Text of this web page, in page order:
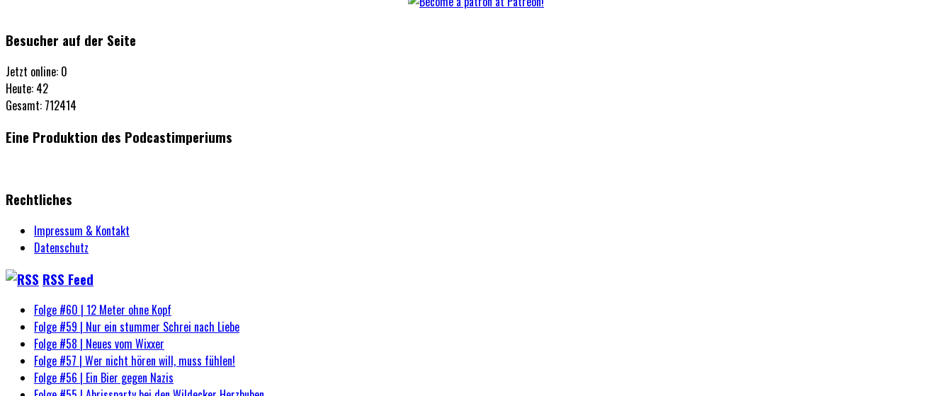
Besucher auf der Seite
Jetzt online: 0
Heute: 42
Gesamt: 712414
Eine Produktion des Podcastimperiums
Rechtliches
Impressum & Kontakt
Datenschutz
RSS Feed
Folge #60 | 12 Meter ohne Kopf
Folge #59 | Nur ein stummer Schrei nach Liebe
Folge #58 | Neues vom Wixxer
Folge #57 | Wer nicht hören will, muss fühlen!
Folge #56 | Ein Bier gegen Nazis